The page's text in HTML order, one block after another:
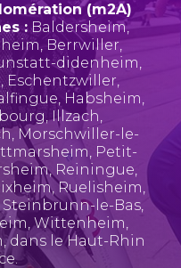
(m2A)
: Baldersheim,
, Berrwiller,
didenheim,
, Eschentzwiller,
, Habsheim,
,Illzach,
, Morschwiller-le-
, Petit-
, Reiningue,
,Ruelisheim,
Steinbrunn-le-Bas,
,Wittenheim,
, dans le Haut-Rhin